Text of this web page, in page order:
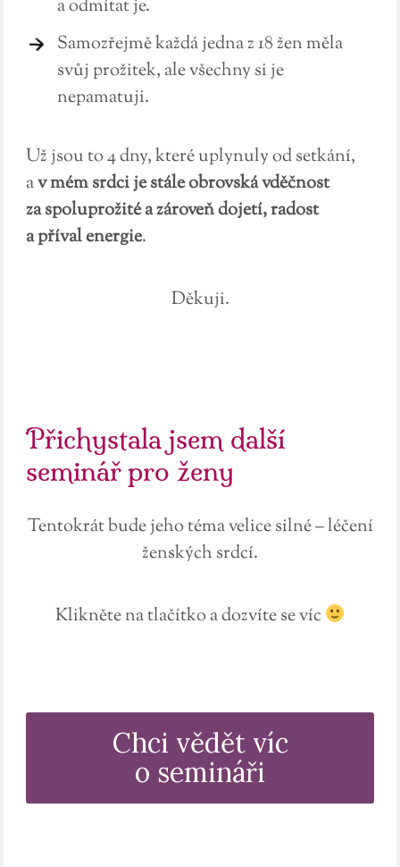
a odmítat je.
Samozřejmě každá jedna z 18 žen měla
svůj prožitek, ale všechny si je
nepamatuji.
Už jsou to 4 dny, které uplynuly od setkání,
av mém srdci je stále obrovská vděčnost
za spoluprožité a zároveň dojetí, radost
a příval energie.
Děkuji.
Přichystala jsem další
seminář pro ženy
Tentokrát bude jeho téma velice silné – léčení
ženských srdcí.
Klikněte na tlačítko a dozvíte se víc
Chci vědět víc
o semináři